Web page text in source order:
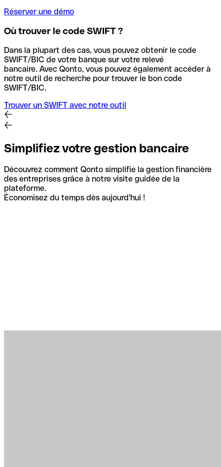
Réserver une démo
Où trouver le code SWIFT ?
Dans la plupart des cas, vous pouvez obtenir le code
SWIFT/BIC de votre banque sur votre relevé
bancaire. Avec Qonto, vous pouvez également accéder à
notre outil de recherche pour trouver le bon code
SWIFT/BIC.
Trouver un SWIFT avec notre outil
Simplifiez votre gestion bancaire
Découvrez comment Qonto simplifie la gestion financière
des entreprises grâce à notre visite guidée de la
plateforme.
Économisez du temps dès aujourd'hui !